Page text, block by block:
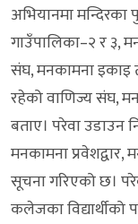
अभियानमा
गाउँपालिका–२ र ३,
संघ, मनकामना इकाइ
रहेको वाणिज्य संघ,
बताए। परेवा उडाउन
मनकामना
सूचना गरिएको छ।
कलेजका विद्यार्थीको